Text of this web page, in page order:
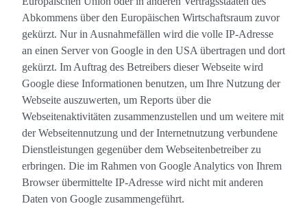
Abkommens über den Europäischen Wirtschaftsraum zuvor
gekürzt. Nur in Ausnahmefällen wird die volle IP-Adresse
an einen Server von Google in den USA übertragen und dort
gekürzt. Im Auftrag des Betreibers dieser Webseite wird
Google diese Informationen benutzen, um Ihre Nutzung der
Webseite auszuwerten, um Reports über die
Webseitenaktivitäten zusammenzustellen und um weitere mit
der Webseitennutzung und der Internetnutzung verbundene
Dienstleistungen gegenüber dem Webseitenbetreiber zu
erbringen. Die im Rahmen von Google Analytics von Ihrem
Browser übermittelte IP-Adresse wird nicht mit anderen
Daten von Google zusammengeführt.